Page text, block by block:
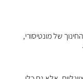
של מונטיסורי,